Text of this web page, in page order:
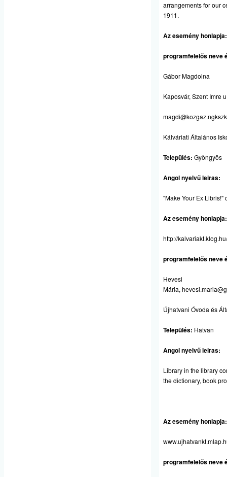
arrangements for our
1911.
Az esemény honlapja:
programfelelős neve
Gábor Magdolna
Kaposvár, Szent Imre
Kálváriati Általános
Település: Gyöngyös
Angol nyelvű leiras:
"Make Your Ex Libris!"
Az esemény honlapja:
http://kalvariakt.klog.hu/
programfelelős neve
Hevesi
Mária,
Újhatvani Óvoda és
Település: Hatvan
Angol nyelvű leiras:
Library in the library
the dictionary, book
Az esemény honlapja:
programfelelős neve